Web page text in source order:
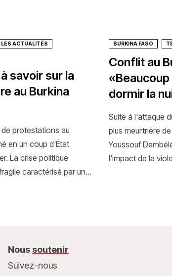
ACTUALITÉS
savoir sur la
au Burkina
protestations au
en un coup d'État
La crise politique
caractérisé par un
humanitaires sont
la violence, ce qui rend
BURKINA FASO
Conflit au
dormir la
Suite à l'attaque
plus meurtrière
Youssouf
l'impact de la
Nous soutenir
Suivez-nous